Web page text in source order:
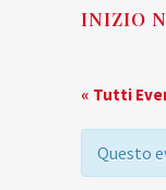
INIZIO
« Tutti
Questo